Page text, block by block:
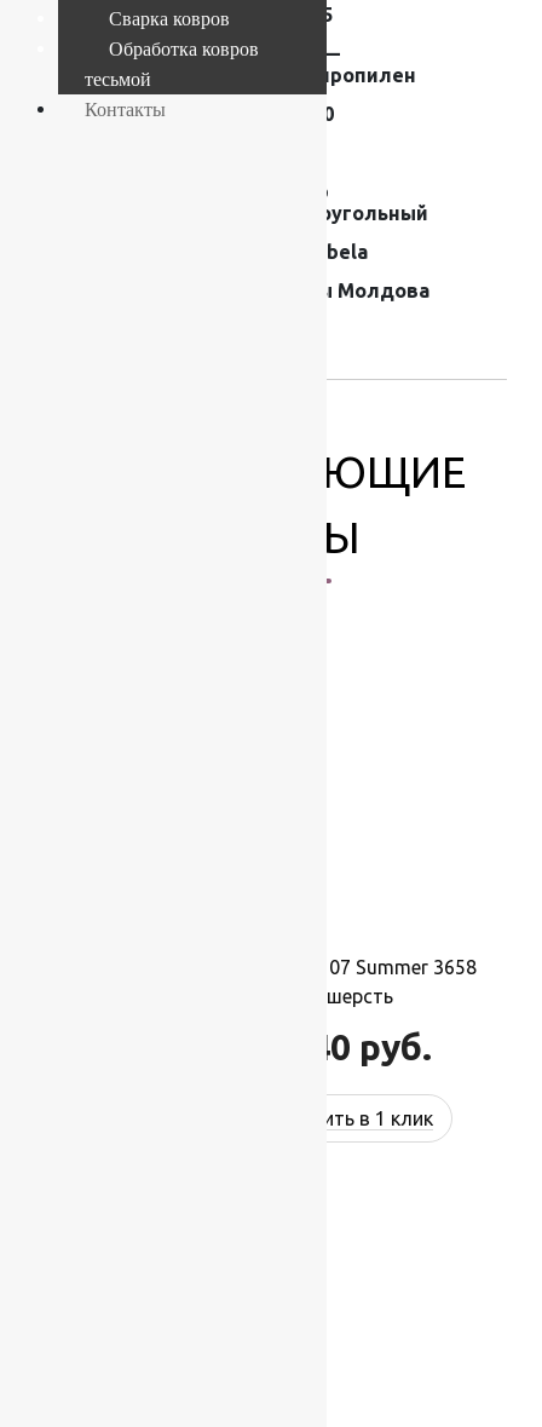
Размер (м)
0.8×1.5
Frise —
полипропилен
Плотность
192000
Ковер
прямоугольный
Moldabela
Ковры Молдова
СОПУТСТВУЮЩИЕ
ТОВАРЫ
Ковер шерстяной Прямой 107 Summer 3658
0,90×1,60 м, 100% шерсть
15 840 руб.
Купить в 1 клик
Сварка ковров
Обработка ковров
тесьмой
Контакты